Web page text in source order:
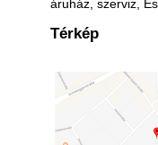
áruház, szerviz, És
Térkép